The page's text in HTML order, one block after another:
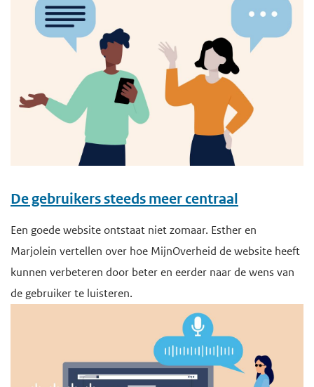
De gebruikers steeds meer centraal
Een goede website ontstaat niet zomaar. Esther en
Marjolein vertellen over hoe MijnOverheid de website heeft
kunnen verbeteren door beter en eerder naar de wens van
de gebruiker te luisteren.